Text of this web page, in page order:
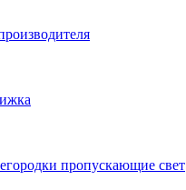
пропускающие свет